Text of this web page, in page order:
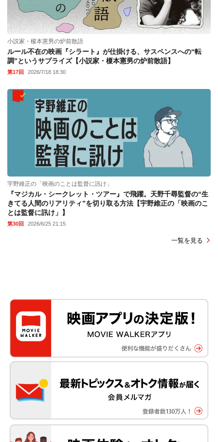
小説家・榎本憲男の炉前散語
ルール不在の映画『シラート』が仕掛ける、サスペンスへの“転
調”というサプライズ【小説家・榎本憲男の炉前散語】
第17回 2026/7/18 18:30
宇野維正の「映画のことは監督に訊け」
『マジカル・シークレット・ツアー』で飛躍。天野千尋監督の“生
きてる人間のリアリティ”を切り取る方法【宇野維正の「映画のこ
とは監督に訊け」】
第30回 2026/6/25 21:15
一覧を見る